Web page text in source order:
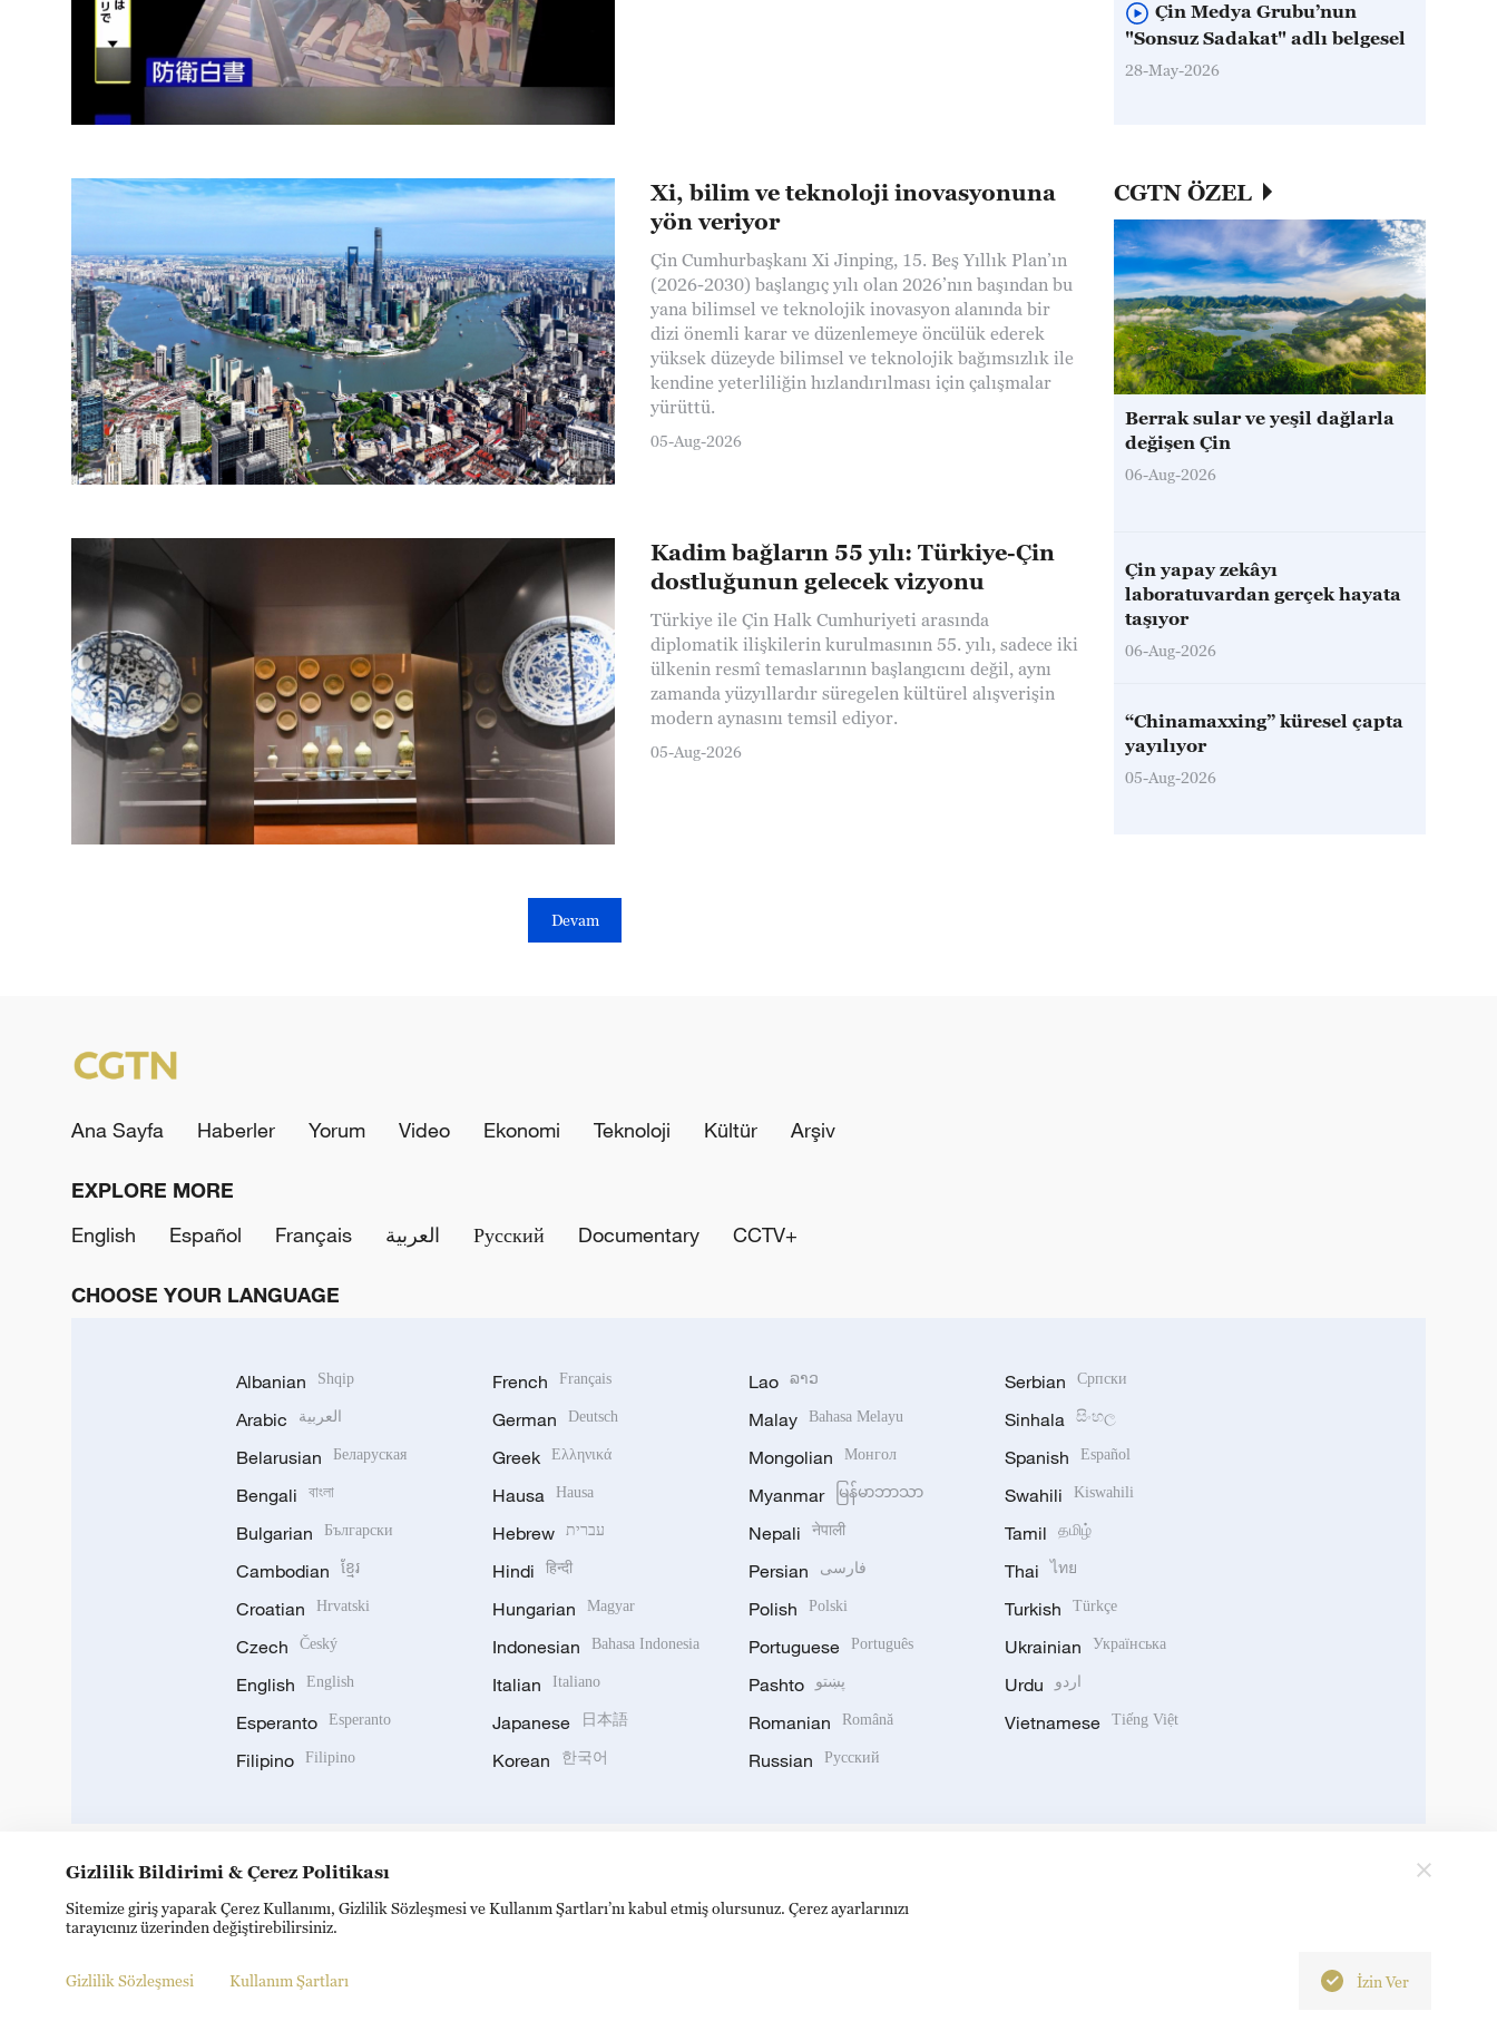
Xi, bilim ve teknoloji inovasyonuna
yön veriyor
Çin Cumhurbaşkanı Xi Jinping, 15. Beş Yıllık Plan’ın
(2026-2030) başlangıç yılı olan 2026’nın başından bu
yana bilimsel ve teknolojik inovasyon alanında bir
dizi önemli karar ve düzenlemeye öncülük ederek
yüksek düzeyde bilimsel ve teknolojik bağımsızlık ile
kendine yeterliliğin hızlandırılması için çalışmalar
yürüttü.
05-Aug-2026
Kadim bağların 55 yılı: Türkiye-Çin
dostluğunun gelecek vizyonu
Türkiye ile Çin Halk Cumhuriyeti arasında
diplomatik ilişkilerin kurulmasının 55. yılı, sadece iki
ülkenin resmî temaslarının başlangıcını değil, aynı
zamanda yüzyıllardır süregelen kültürel alışverişin
modern aynasını temsil ediyor.
05-Aug-2026
Devam
Çin Medya Grubu’nun
"Sonsuz Sadakat" adlı belgesel
28-May-2026
CGTN ÖZEL
Berrak sular ve yeşil dağlarla
değişen Çin
06-Aug-2026
Çin yapay zekâyı
laboratuvardan gerçek hayata
taşıyor
06-Aug-2026
“Chinamaxxing” küresel çapta
yayılıyor
05-Aug-2026
Ana Sayfa Haberler Yorum Video Ekonomi Teknoloji Kültür Arşiv
EXPLORE MORE
English
Español Français العربية Русский Documentary CCTV+
CHOOSE YOUR LANGUAGE
Albanian Shqip
Arabic العربية
Belarusian Беларуская
Bengali বাংলা
Bulgarian Български
Cambodian ខ្មែរ
Croatian Hrvatski
Czech Český
English English
Esperanto Esperanto
Filipino Filipino
French Français
German Deutsch
Greek Ελληνικά
Hausa Hausa
Hebrew עברית
Hindi हिन्दी
Hungarian Magyar
Indonesian Bahasa Indonesia
Italian Italiano
Japanese 日本語
Korean 한국어
Lao ລາວ
Malay Bahasa Melayu
Mongolian Монгол
Myanmar မြန်မာဘာသာ
Nepali नेपाली
Persian فارسی
Polish Polski
Portuguese Português
Pashto پښتو
Romanian Română
Russian Русский
Serbian Српски
Sinhala සිංහල
Spanish Español
Swahili Kiswahili
Tamil தமிழ்
Thai ไทย
Turkish Türkçe
Ukrainian Українська
Urdu اردو
Vietnamese Tiếng Việt
DOWNLOAD OUR APP
Gizlilik Bildirimi & Çerez Politikası
Sitemize giriş yaparak Çerez Kullanımı, Gizlilik Sözleşmesi ve Kullanım Şartları’nı kabul etmiş olursunuz. Çerez ayarlarınızı
tarayıcınız üzerinden değiştirebilirsiniz.
Gizlilik Sözleşmesi Kullanım Şartları İzin Ver